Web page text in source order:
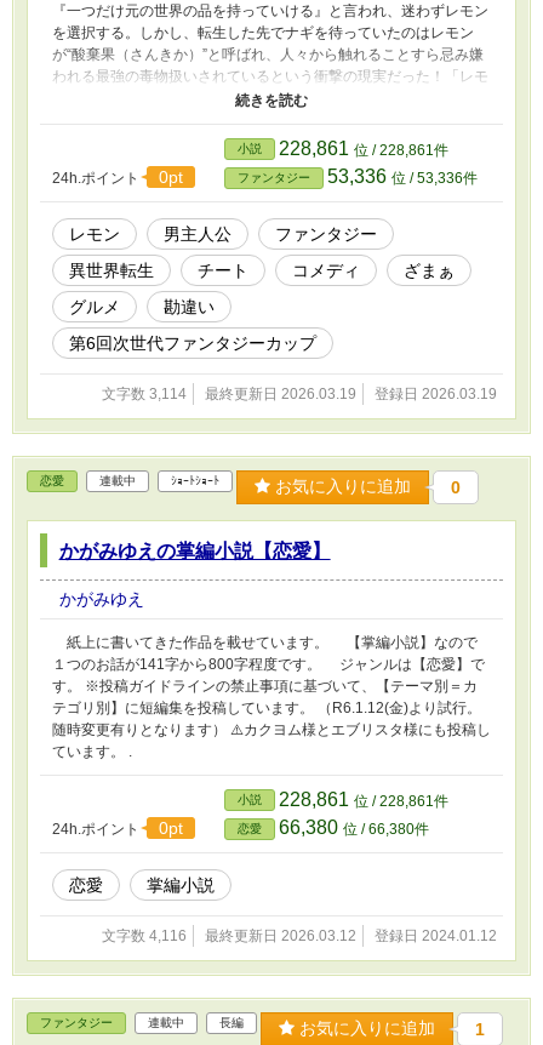
『一つだけ元の世界の品を持っていける』と言われ、迷わずレモン
を選択する。 ​しかし、転生した先でナギを待っていたのはレモン
が“酸棄果（さんきか）”と呼ばれ、人々から触れることすら忌み嫌
われる最強の毒物扱いされているという衝撃の現実だった！ ​「レモ
ンがない食卓は色のない虹と同じだ。この世界の常識を、おれがま
ン】を手にナギは立ち上がる。 これは、一人のレモン愛好家が異
世界の食文化を鮮烈に塗り替える、痛快な冒険譚である。 ​
24h.ポイント
0pt
小説 228,861 位 / 228,861件
ファンタジー 53,336 位 / 53,336件
レモン 男主人公
ファンタジー
異世界転生
チート コメディ
ざまぁ
グルメ
勘違い
第6回次世代ファンタジーカップ
文字数 3,114 最終更新日 2026.03.19 登録日 2026.03.19
恋愛 連載中 ｼｮｰﾄｼｮｰﾄ お気に入りに追加 0
かがみゆえの掌編小説【恋愛】
かがみゆえ
紙上に書いてきた作品を載せています。 【掌編小説】なので
１つのお話が141字から800字程度です。 ジャンルは【恋愛】で
す。 ※投稿ガイドラインの禁止事項に基づいて、【テーマ別＝カ
テゴリ別】に短編集を投稿しています。 （R6.1.12(金)より試行。
随時変更有りとなります） ⚠️カクヨム様とエブリスタ様にも投稿し
ています。 .
24h.ポイント 0pt
小説 228,861 位 / 228,861件
恋愛 66,380 位 / 66,380件
恋愛 掌編小説
文字数 4,116 最終更新日 2026.03.12 登録日 2024.01.12
ファンタジー 連載中 長編 お気に入りに追加 1